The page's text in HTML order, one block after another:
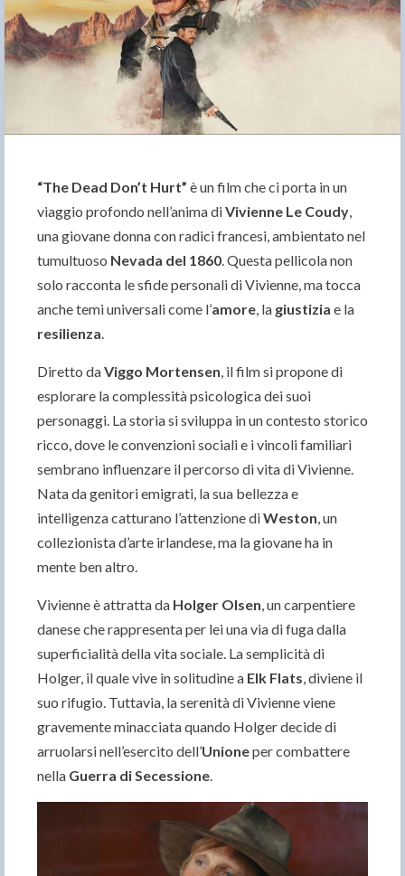
“The Dead Don’t Hurt” è un film che ci porta in un
viaggio profondo nell’anima diVivienne Le Coudy,
una giovane donna con radici francesi, ambientato nel
tumultuoso Nevada del 1860. Questa pellicola non
solo racconta le sfide personali di Vivienne, ma tocca
anche temi universali come l’amore, la giustizia e la
resilienza.
Diretto daViggo Mortensen, il film si propone di
esplorare la complessità psicologica dei suoi
personaggi. La storia si sviluppa in un contesto storico
ricco, dove le convenzioni sociali e i vincoli familiari
sembrano influenzare il percorso di vita di Vivienne.
Nata da genitori emigrati, la sua bellezza e
intelligenza catturano l’attenzione diWeston, un
collezionista d’arte irlandese, ma la giovane ha in
mente ben altro.
Vivienne è attratta da Holger Olsen, un carpentiere
danese che rappresenta per lei una via di fuga dalla
superficialità della vita sociale. La semplicità di
Holger, il quale vive in solitudine a Elk Flats, diviene il
suo rifugio. Tuttavia, la serenità di Vivienne viene
gravemente minacciata quando Holger decide di
arruolarsi nell’esercito dell’Unioneper combattere
nella Guerra di Secessione.